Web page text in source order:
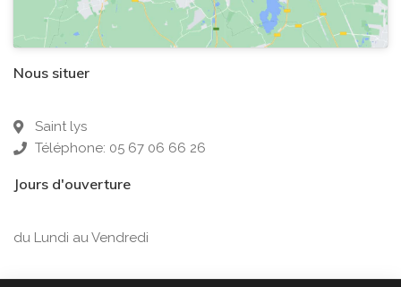
Nous situer
Saint lys
Téléphone: 05 67 06 66 26
Jours d'ouverture
du Lundi au Vendredi